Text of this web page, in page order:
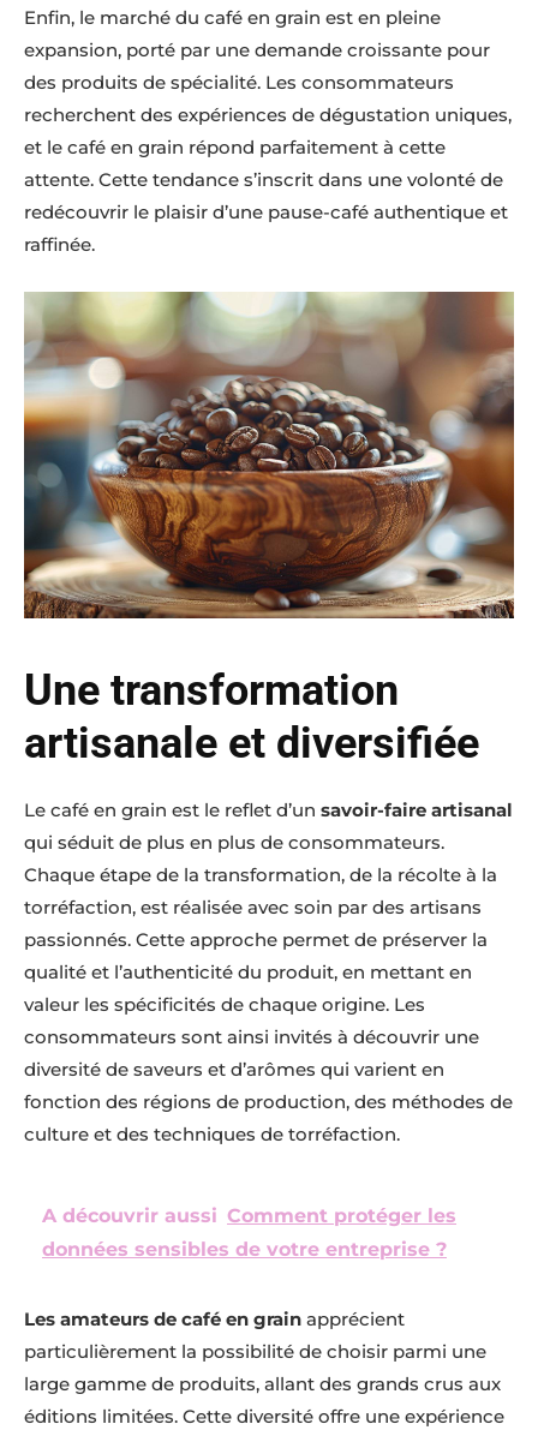
Enfin, le marché du café en grain est en pleine
expansion, porté par une demande croissante pour
des produits de spécialité. Les consommateurs
recherchent des expériences de dégustation uniques,
et le café en grain répond parfaitement à cette
attente. Cette tendance s’inscrit dans une volonté de
redécouvrir le plaisir d’une pause-café authentique et
raffinée.
Une transformation
artisanale et diversifiée
Le café en grain est le reflet d’un savoir-faire artisanal
qui séduit de plus en plus de consommateurs.
Chaque étape de la transformation, de la récolte à la
torréfaction, est réalisée avec soin par des artisans
passionnés. Cette approche permet de préserver la
qualité et l’authenticité du produit, en mettant en
valeur les spécificités de chaque origine. Les
consommateurs sont ainsi invités à découvrir une
diversité de saveurs et d’arômes qui varient en
fonction des régions de production, des méthodes de
culture et des techniques de torréfaction.
A découvrir aussi Comment protéger les
données sensibles de votre entreprise ?
Les amateurs de café en grain apprécient
particulièrement la possibilité de choisir parmi une
large gamme de produits, allant des grands crus aux
éditions limitées. Cette diversité offre une expérience